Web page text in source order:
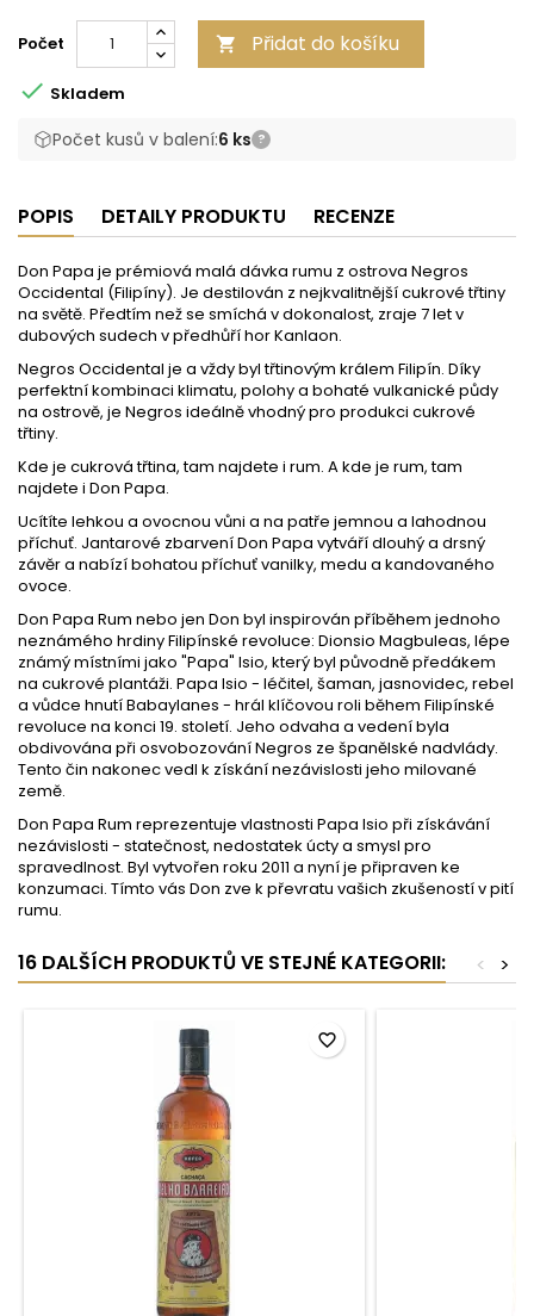
Počet  Přidat do košíku
 Skladem
Počet kusů v balení:6 ks ?
POPIS DETAILY PRODUKTU RECENZE
Don Papa je prémiová malá dávka rumu z ostrova Negros
Occidental (Filipíny). Je destilován z nejkvalitnější cukrové třtiny
na světě. Předtím než se smíchá v dokonalost, zraje 7 let v
dubových sudech v předhůří hor Kanlaon.
Negros Occidental je a vždy byl třtinovým králem Filipín. Díky
perfektní kombinaci klimatu, polohy a bohaté vulkanické půdy
na ostrově, je Negros ideálně vhodný pro produkci cukrové
třtiny.
Kde je cukrová třtina, tam najdete i rum. A kde je rum, tam
najdete i Don Papa.
Ucítíte lehkou a ovocnou vůni a na patře jemnou a lahodnou
příchuť. Jantarové zbarvení Don Papa vytváří dlouhý a drsný
závěr a nabízí bohatou příchuť vanilky, medu a kandovaného
ovoce.
Don Papa Rum nebo jen Don byl inspirován příběhem jednoho
neznámého hrdiny Filipínské revoluce: Dionsio Magbuleas, lépe
známý místními jako "Papa" Isio, který byl původně předákem
na cukrové plantáži. Papa Isio - léčitel, šaman, jasnovidec, rebel
a vůdce hnutí Babaylanes - hrál klíčovou roli během Filipínské
revoluce na konci 19. století. Jeho odvaha a vedení byla
obdivována při osvobozování Negros ze španělské nadvlády.
Tento čin nakonec vedl k získání nezávislosti jeho milované
země.
Don Papa Rum reprezentuje vlastnosti Papa Isio při získávání
nezávislosti - statečnost, nedostatek úcty a smysl pro
spravedlnost. Byl vytvořen roku 2011 a nyní je připraven ke
konzumaci. Tímto vás Don zve k převratu vašich zkušeností v pití
rumu.
16 DALŠÍCH PRODUKTŮ VE STEJNÉ KATEGORII: >
<
favorite_border